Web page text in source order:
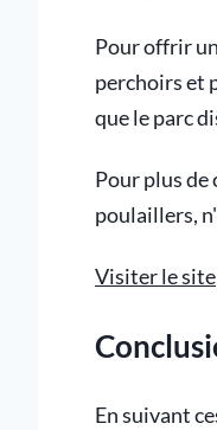
Pour offrir un
perchoirs et
que le parc
Pour plus de
poulaillers,
Visiter le site
En suivant